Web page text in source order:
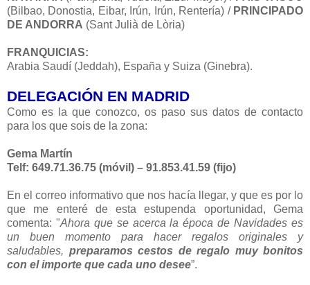
(Bilbao, Donostia, Eibar, Irún, Irún, Rentería) / PRINCIPADO
DE ANDORRA (Sant Julià de Lòria)
FRANQUICIAS:
Arabia Saudí (Jeddah), España y Suiza (Ginebra).
DELEGACIÓN EN MADRID
Como es la que conozco, os paso sus datos de contacto
para los que sois de la zona:
Gema Martín
Telf: 649.71.36.75 (móvil) – 91.853.41.59 (fijo)
En el correo informativo que nos hacía llegar, y que es por lo
que me enteré de esta estupenda oportunidad, Gema
comenta: "Ahora que se acerca la época de Navidades es
un buen momento para hacer regalos originales y
saludables, preparamos cestos de regalo muy bonitos
con el importe que cada uno desee”.